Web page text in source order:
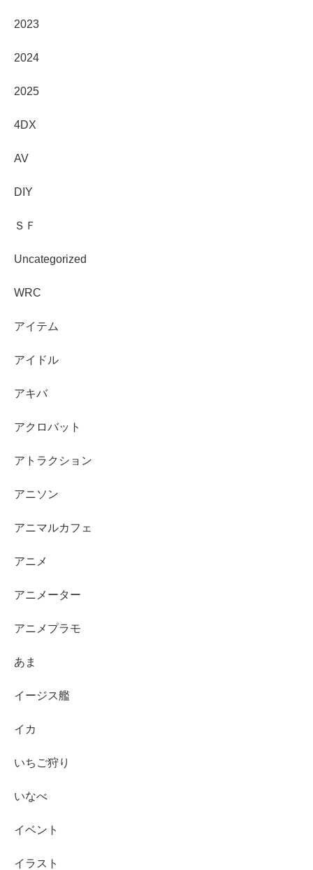
2023
2024
2025
4DX
AV
DIY
ＳＦ
Uncategorized
WRC
アイテム
アイドル
アキバ
アクロバット
アトラクション
アニソン
アニマルカフェ
アニメ
アニメーター
アニメプラモ
あま
イージス艦
イカ
いちご狩り
いなべ
イベント
イラスト